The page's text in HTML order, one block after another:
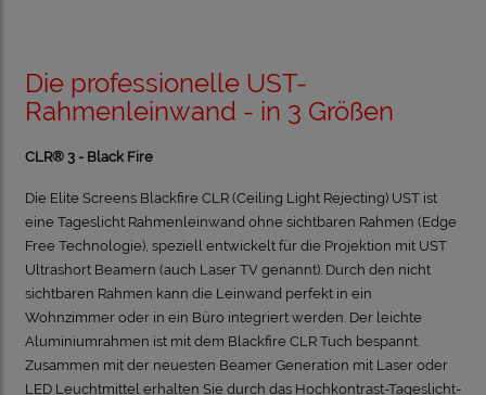
Die professionelle UST-
Rahmenleinwand - in 3 Größen
CLR® 3 - Black Fire
Die Elite Screens Blackfire CLR (Ceiling Light Rejecting) UST ist
eine Tageslicht Rahmenleinwand ohne sichtbaren Rahmen (Edge
Free Technologie), speziell entwickelt für die Projektion mit UST
Ultrashort Beamern (auch Laser TV genannt). Durch den nicht
sichtbaren Rahmen kann die Leinwand perfekt in ein
Wohnzimmer oder in ein Büro integriert werden. Der leichte
Aluminiumrahmen ist mit dem Blackfire CLR Tuch bespannt.
Zusammen mit der neuesten Beamer Generation mit Laser oder
LED Leuchtmittel erhalten Sie durch das Hochkontrast-Tageslicht-